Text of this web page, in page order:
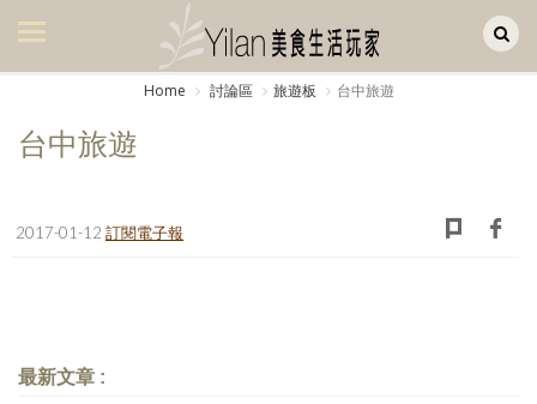
美食集
書房集
Home 討論區 旅遊板 台中旅遊
台中旅遊
2017-01-12 訂閱電子報
最新文章 :